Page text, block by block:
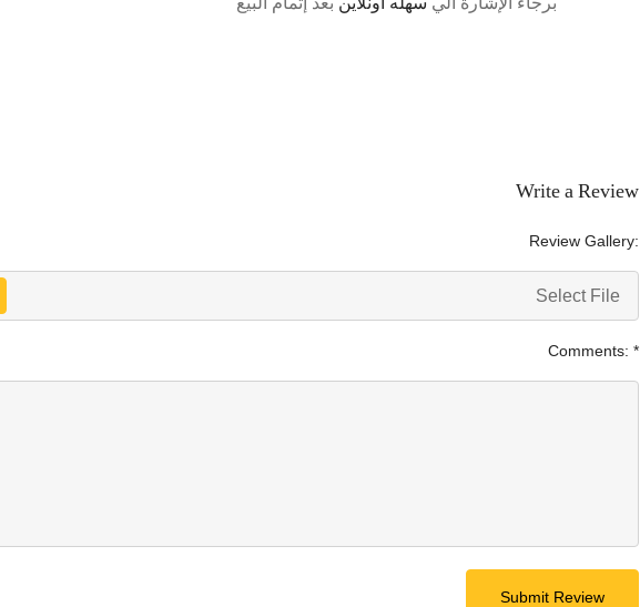
Write a Review
Review Gallery:
Select File
Comments: *
Submit Review